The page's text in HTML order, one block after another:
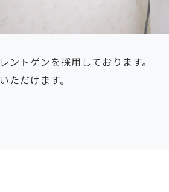
トゲンを採用しております。
ただけます。